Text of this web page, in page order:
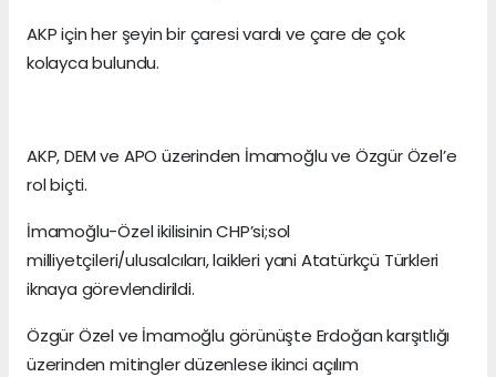
AKP için her şeyin bir çaresi vardı ve çare de çok
kolayca bulundu.
AKP, DEM ve APO üzerinden İmamoğlu ve Özgür Özel’e
rol biçti.
İmamoğlu-Özel ikilisinin CHP’si;sol
milliyetçileri/ulusalcıları, laikleri yani Atatürkçü Türkleri
iknaya görevlendirildi.
Özgür Özel ve İmamoğlu görünüşte Erdoğan karşıtlığı
üzerinden mitingler düzenlese ikinci açılım